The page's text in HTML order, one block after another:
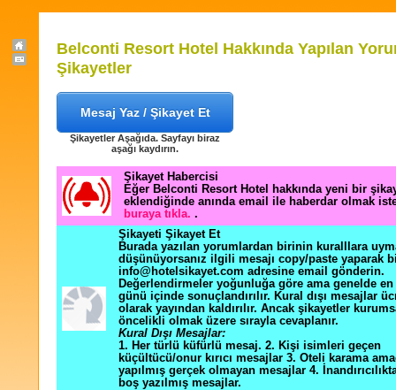
Belconti Resort Hotel Hakkında Yapılan
Şikayetler
Mesaj Yaz / Şikayet Et
Şikayetler Aşağıda. Sayfayı biraz
aşağı kaydırın.
Şikayet Habercisi
Eğer Belconti Resort Hotel hakkında yeni bir
eklendiğinde anında email ile haberdar olmak
buraya tıkla. .
Şikayeti Şikayet Et
Burada yazılan yorumlardan birinin kuralllara
düşünüyorsanız ilgili mesajı copy/paste yaparak
info@hotelsikayet.com adresine email gönderin.
Değerlendirmeler yoğunluğa göre ama genelde
günü içinde sonuçlandırılır. Kural dışı mesajlar
olarak yayından kaldırılır. Ancak şikayetler
öncelikli olmak üzere sırayla cevaplanır.
Kural Dışı Mesajlar:
1. Her türlü küfürlü mesaj. 2. Kişi isimleri geçen
küçültücü/onur kırıcı mesajlar 3. Oteli karama
yapılmış gerçek olmayan mesajlar 4.
boş yazılmış mesajlar.